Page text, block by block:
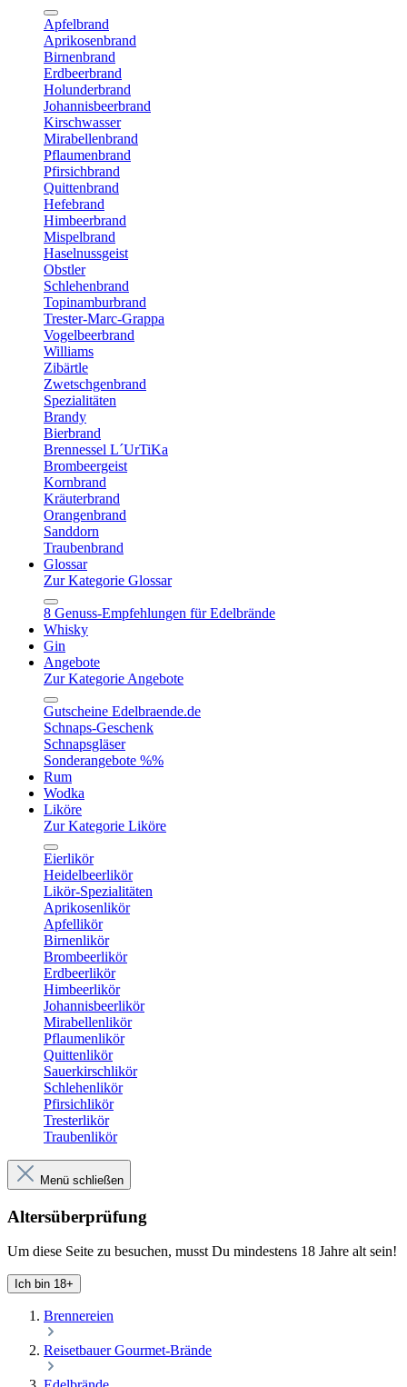
Apfelbrand
Aprikosenbrand
Birnenbrand
Erdbeerbrand
Holunderbrand
Johannisbeerbrand
Kirschwasser
Mirabellenbrand
Pflaumenbrand
Pfirsichbrand
Quittenbrand
Hefebrand
Himbeerbrand
Mispelbrand
Haselnussgeist
Obstler
Schlehenbrand
Topinamburbrand
Trester-Marc-Grappa
Vogelbeerbrand
Williams
Zibärtle
Zwetschgenbrand
Spezialitäten
Brandy
Bierbrand
Brennessel L´UrTiKa
Brombeergeist
Kornbrand
Kräuterbrand
Orangenbrand
Sanddorn
Traubenbrand
Glossar
Zur Kategorie Glossar
8 Genuss-Empfehlungen für Edelbrände
Whisky
Gin
Angebote
Zur Kategorie Angebote
Gutscheine Edelbraende.de
Schnaps-Geschenk
Schnapsgläser
Sonderangebote %%
Rum
Wodka
Liköre
Zur Kategorie Liköre
Eierlikör
Heidelbeerlikör
Likör-Spezialitäten
Aprikosenlikör
Apfellikör
Birnenlikör
Brombeerlikör
Erdbeerlikör
Himbeerlikör
Johannisbeerlikör
Mirabellenlikör
Pflaumenlikör
Quittenlikör
Sauerkirschlikör
Schlehenlikör
Pfirsichlikör
Tresterlikör
Traubenlikör
Menü schließen
Altersüberprüfung
Um diese Seite zu besuchen, musst Du mindestens 18 Jahre alt sein!
Ich bin 18+
Brennereien
Reisetbauer Gourmet-Brände